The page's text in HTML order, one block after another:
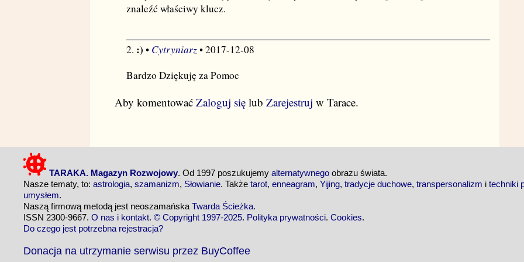
znaleźć właściwy klucz.
2. :) • Cytryniarz• 2017-12-08
Bardzo Dziękuję za Pomoc
Aby komentować Zaloguj się lub Zarejestruj w Tarace.
TARAKA. Magazyn Rozwojowy. Od 1997 poszukujemy alternatywnego obrazu świata.
Nasze tematy, to: astrologia, szamanizm, Słowianie. Także tarot, enneagram, Yijing, tradycje duchowe, transpersonalizm i techniki
umysłem.
Naszą firmową metodą jest neoszamańska Twarda Ścieżka.
ISSN 2300-9667. O nas i kontakt. © Copyright 1997-2025. Polityka prywatności. Cookies.
Do czego jest potrzebna rejestracja?
Donacja na utrzymanie serwisu przez BuyCoffee